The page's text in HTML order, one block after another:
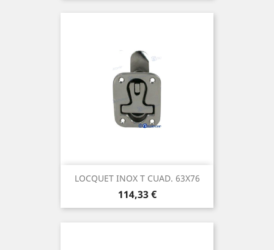
LOCQUET INOX T CUAD. 63X76
Prix
114,33 €